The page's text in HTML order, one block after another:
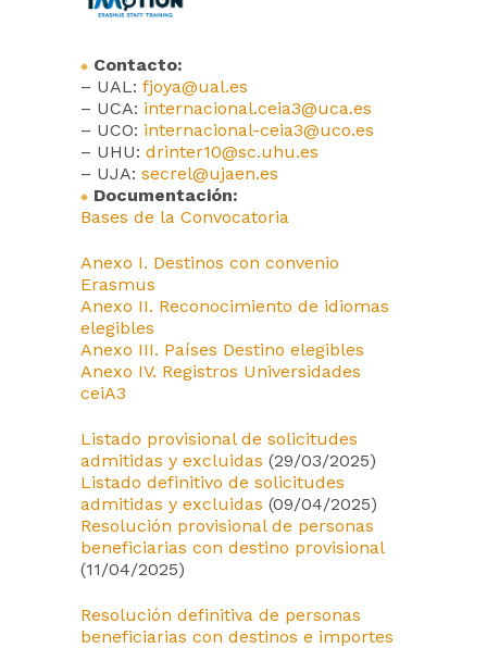
Contacto:
– UAL: fjoya@ual.es
– UCA: internacional.ceia3@uca.es
– UCO: internacional-ceia3@uco.es
– UHU: drinter10@sc.uhu.es
– UJA: secrel@ujaen.es
Documentación:
Bases de la Convocatoria
Anexo I. Destinos con convenio
Erasmus
Anexo II. Reconocimiento de idiomas
elegibles
Anexo III. Países Destino elegibles
Anexo IV. Registros Universidades
ceiA3
Listado provisional de solicitudes
admitidas y excluidas (29/03/2025)
Listado definitivo de solicitudes
admitidas y excluidas (09/04/2025)
Resolución provisional de personas
beneficiarias con destino provisional
(11/04/2025)
Resolución definitiva de personas
beneficiarias con destinos e importes